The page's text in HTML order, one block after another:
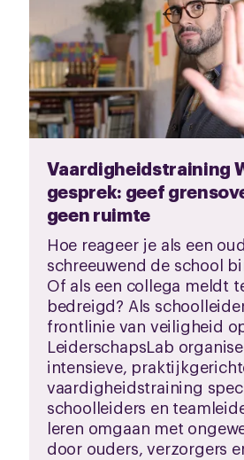
Vaardigheidstraining
gesprek: geef
geen ruimte
Hoe reageer je als een
schreeuwend de school
Of als een collega meldt
bedreigd? Als
frontlinie van veiligheid
LeiderschapsLab
intensieve,
vaardigheidstraining
schoolleiders en
leren omgaan met
door ouders, verzorgers